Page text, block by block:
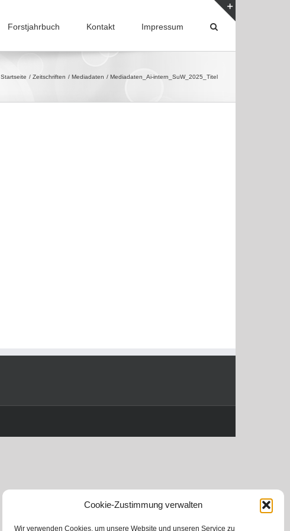
Cookie-Zustimmung verwalten
Wir verwenden Cookies, um unsere Website und unseren Service zu
Forstjahrbuch Kontakt Impressum
Startseite Zeitschriften Mediadaten Mediadaten_Ai-intern_SuW_2025_Titel
Bar